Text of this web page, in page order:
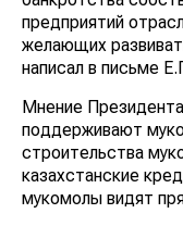
предприятий
желающих
написал в письме
Мнение
поддерживают
строительства
казахстанские
мукомолы видят